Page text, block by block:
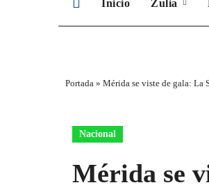
Inicio Zulia
Portada » Mérida se viste de gala: La
Nacional
Mérida se